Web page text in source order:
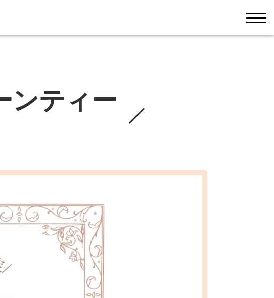
ンティー